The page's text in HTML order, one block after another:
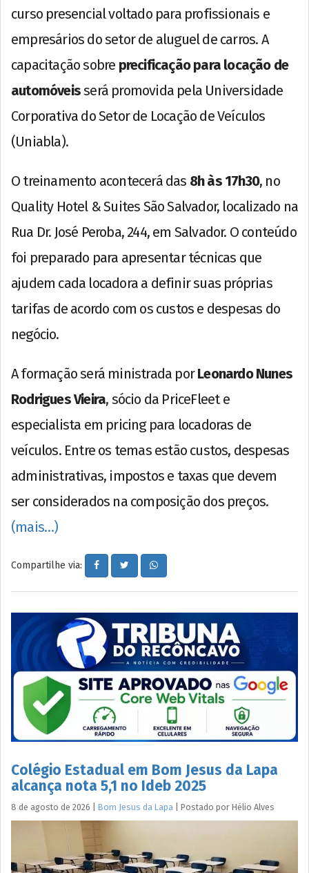
curso presencial voltado para profissionais e
empresários do setor de aluguel de carros. A
capacitação sobre precificação para locação de
automóveisserá promovida pela Universidade
Corporativa do Setor de Locação de Veículos
(Uniabla).
O treinamento acontecerá das 8h às 17h30, no
Quality Hotel & Suites São Salvador, localizado na
Rua Dr. José Peroba, 244, em Salvador. O conteúdo
foi preparado para apresentar técnicas que
ajudem cada locadora a definir suas próprias
tarifas de acordo com os custos e despesas do
negócio.
A formação será ministrada porLeonardo Nunes
Rodrigues Vieira, sócio da PriceFleet e
especialista em pricing para locadoras de
veículos. Entre os temas estão custos, despesas
administrativas, impostos e taxas que devem
ser considerados na composição dos preços.
(mais…)
Compartilhe via:
Colégio Estadual em Bom Jesus da Lapa
alcança nota 5,1 no Ideb 2025
8 de agosto de 2026 Bom Jesus da Lapa Postado por Hélio Alves